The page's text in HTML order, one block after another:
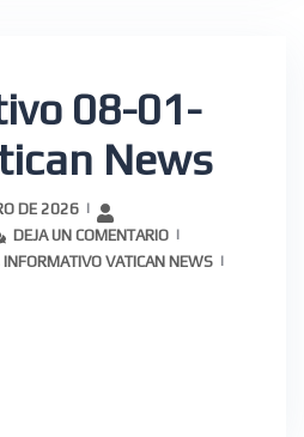
08-01-
News
DE 2026
DEJA UN COMENTARIO
INFORMATIVO VATICAN NEWS